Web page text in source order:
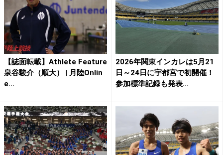
【誌面転載】Athlete Feature
泉谷駿介（順大） | 月陸Onlin
e...
2026年関東インカレは5月21
日～24日に宇都宮で初開催！
参加標準記録も発表...